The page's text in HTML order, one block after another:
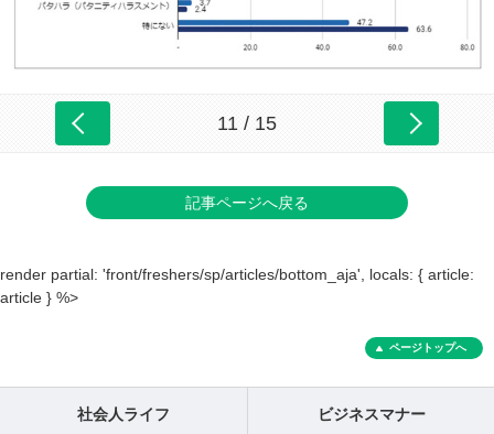
11 / 15
記事ページへ戻る
render partial: 'front/freshers/sp/articles/bottom_aja', locals: { article:
article } %>
ページトップへ
社会人ライフ ビジネスマナー